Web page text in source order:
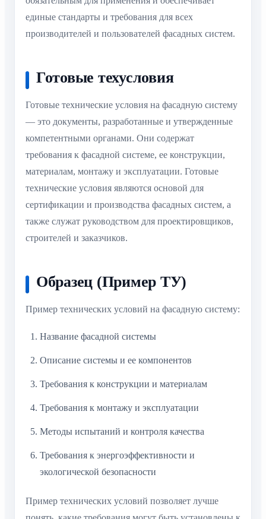
единые стандарты и требования для всех
производителей и пользователей фасадных систем.
Готовые техусловия
Готовые технические условия на фасадную систему
— это документы, разработанные и утвержденные
компетентными органами. Они содержат
требования к фасадной системе, ее конструкции,
материалам, монтажу и эксплуатации. Готовые
технические условия являются основой для
сертификации и производства фасадных систем, а
также служат руководством для проектировщиков,
строителей и заказчиков.
Образец (Пример ТУ)
Пример технических условий на фасадную систему:
Название фасадной системы
Описание системы и ее компонентов
Требования к конструкции и материалам
Требования к монтажу и эксплуатации
Методы испытаний и контроля качества
Требования к энергоэффективности и
экологической безопасности
Пример технических условий позволяет лучше